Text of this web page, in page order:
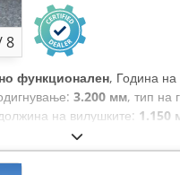
8
функционален, Година на
3.200 мм, тип на
на вилушките: 1.150
, градежна ширина: